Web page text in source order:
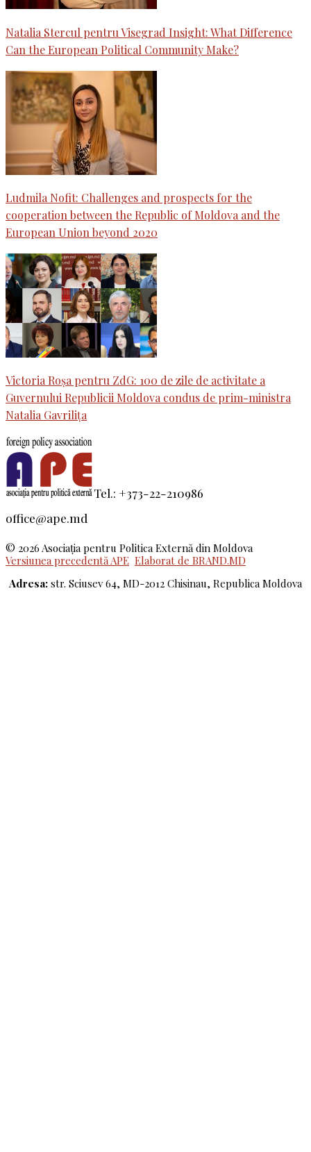
Natalia Stercul pentru Visegrad Insight: What Difference
Can the European Political Community Make?
Ludmila Nofit: Challenges and prospects for the
cooperation between the Republic of Moldova and the
European Union beyond 2020
Victoria Roșa pentru ZdG: 100 de zile de activitate a
Guvernului Republicii Moldova condus de prim-ministra
Natalia Gavrilița
Tel.: +373-22-210986
office@ape.md
© 2026 Asociaţia pentru Politica Externă din Moldova
Versiunea precedentă APE Elaborat de BRAND.MD
Adresa: str. Sciusev 64, MD-2012 Chisinau, Republica Moldova